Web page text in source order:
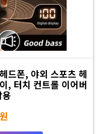
드폰, 야외 스포츠 헤
, 터치 컨트롤 이어버